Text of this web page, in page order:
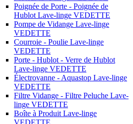
Poignée de Porte - Poignée de
Hublot Lave-linge VEDETTE
Pompe de Vidange Lave-linge
VEDETTE
Courroie - Poulie Lave-linge
VEDETTE
Porte - Hublot - Verre de Hublot
Lave-linge VEDETTE
Électrovanne - Aquastop Lave-linge
VEDETTE
Filtre Vidange - Filtre Peluche Lave-
linge VEDETTE
Boîte à Produit Lave-linge
VEDETTE